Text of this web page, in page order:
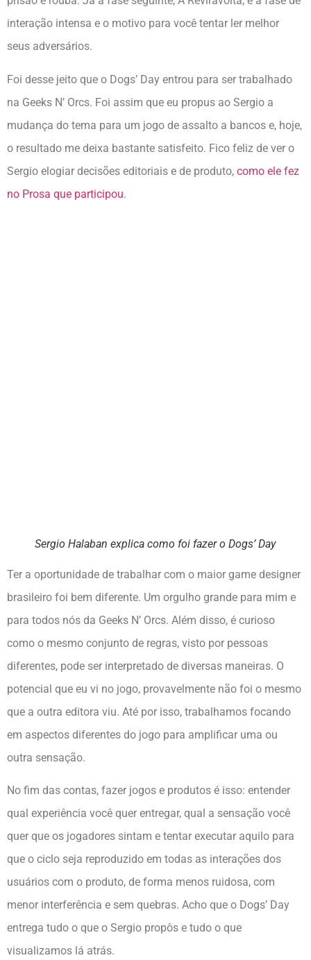
interação intensa e o motivo para você tentar ler melhor
seus adversários.
Foi desse jeito que o Dogs’ Day entrou para ser trabalhado
na Geeks N’ Orcs. Foi assim que eu propus ao Sergio a
mudança do tema para um jogo de assalto a bancos e, hoje,
o resultado me deixa bastante satisfeito. Fico feliz de ver o
Sergio elogiar decisões editoriais e de produto, como ele fez
no Prosa que participou.
Sergio Halaban explica como foi fazer o Dogs’ Day
Ter a oportunidade de trabalhar com o maior game designer
brasileiro foi bem diferente. Um orgulho grande para mim e
para todos nós da Geeks N’ Orcs. Além disso, é curioso
como o mesmo conjunto de regras, visto por pessoas
diferentes, pode ser interpretado de diversas maneiras. O
potencial que eu vi no jogo, provavelmente não foi o mesmo
que a outra editora viu. Até por isso, trabalhamos focando
em aspectos diferentes do jogo para amplificar uma ou
outra sensação.
No fim das contas, fazer jogos e produtos é isso: entender
qual experiência você quer entregar, qual a sensação você
quer que os jogadores sintam e tentar executar aquilo para
que o ciclo seja reproduzido em todas as interações dos
usuários com o produto, de forma menos ruidosa, com
menor interferência e sem quebras. Acho que o Dogs’ Day
entrega tudo o que o Sergio propôs e tudo o que
visualizamos lá atrás.